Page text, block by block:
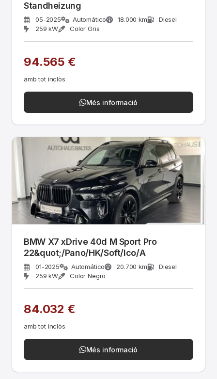
Standheizung
05-2025 Automático 18.000 km
Diesel
259 kW
Color Gris
94.565 €
amb tot inclòs
Més informació
BMW X7 xDrive 40d M Sport Pro
22&quot;/Pano/HK/Soft/Ico/A
01-2025 Automático 20.700 km
Diesel
259 kW
Color Negro
84.032 €
amb tot inclòs
Més informació